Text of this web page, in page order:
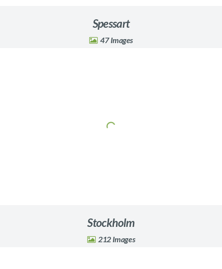
Spessart
47
Stockholm
212